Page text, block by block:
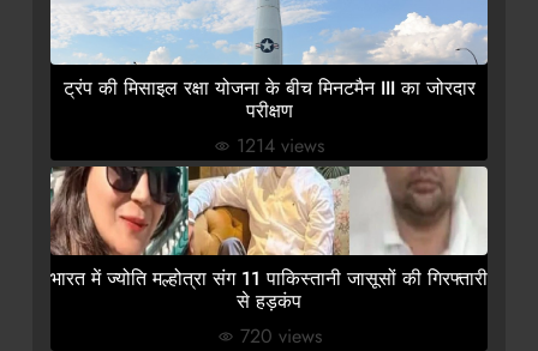
ट्रंप की मिसाइल रक्षा योजना के बीच मिनटमैन III का जोरदार
परीक्षण
1214 views
भारत में ज्योति मल्होत्रा संग 11 पाकिस्तानी जासूसों की गिरफ्तारी
से हड़कंप
720 views